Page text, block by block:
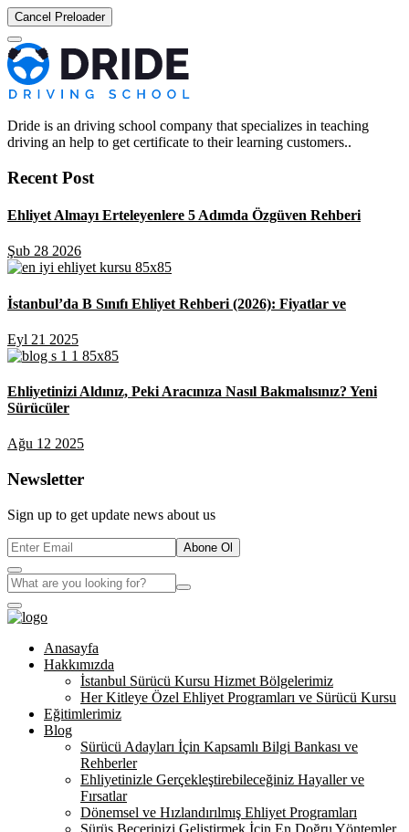
Cancel Preloader
Dride is an driving school company that specializes in teaching
driving an help to get certificate to their learning customers..
Recent Post
Ehliyet Almayı Erteleyenlere 5 Adımda Özgüven Rehberi
Şub 28 2026
İstanbul’da B Sınıfı Ehliyet Rehberi (2026): Fiyatlar ve
Eyl 21 2025
Ehliyetinizi Aldınız, Peki Aracınıza Nasıl Bakmalısınız? Yeni
Sürücüler
Ağu 12 2025
Newsletter
Sign up to get update news about us
Abone Ol
Anasayfa
Hakkımızda
İstanbul Sürücü Kursu Hizmet Bölgelerimiz
Her Kitleye Özel Ehliyet Programları ve Sürücü Kursu
Eğitimlerimiz
Blog
Sürücü Adayları İçin Kapsamlı Bilgi Bankası ve
Rehberler
Ehliyetinizle Gerçekleştirebileceğiniz Hayaller ve
Fırsatlar
Dönemsel ve Hızlandırılmış Ehliyet Programları
Sürüş Becerinizi Geliştirmek İçin En Doğru Yöntemler